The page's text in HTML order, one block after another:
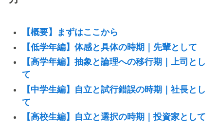
【概要】まずはここから
【低学年編】体感と具体の時期｜先輩として
【高学年編】抽象と論理への移行期｜上司とし
て
【中学生編】自立と試行錯誤の時期｜社長とし
て
【高校生編】自立と選択の時期｜投資家として